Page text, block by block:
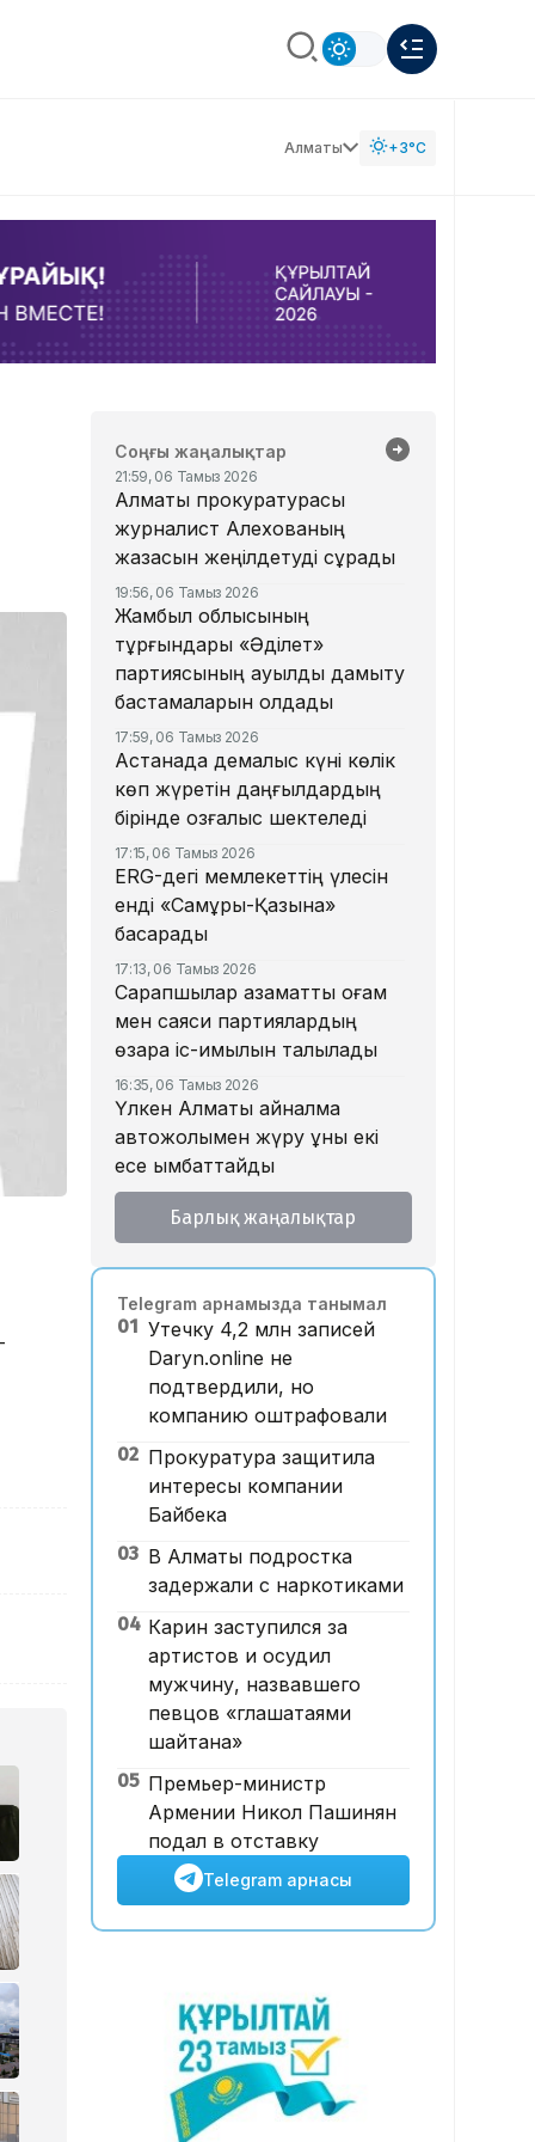
Алматы +3°C
Соңғы жаңалықтар
21:59, 06 Тамыз 2026
Алматы прокуратурасы
журналист Алехованың
жазасын жеңілдетуді сұрады
19:56, 06 Тамыз 2026
Жамбыл облысының
тұрғындары «Әділет»
партиясының ауылды дамыту
бастамаларын қолдады
17:59, 06 Тамыз 2026
Астанада демалыс күні көлік
көп жүретін даңғылдардың
бірінде қозғалыс шектеледі
17:15, 06 Тамыз 2026
ERG-дегі мемлекеттің үлесін
енді «Самұрық-Қазына»
басқарады
17:13, 06 Тамыз 2026
Сарапшылар азаматтық қоғам
мен саяси партиялардың
өзара іс-қимылын талқылады
16:35, 06 Тамыз 2026
Үлкен Алматы айналма
автожолымен жүру құны екі
есе қымбаттайды
16:32, 06 Тамыз 2026
Тойдағы тілек қандай болуы
16:26, 06 Тамыз 2026
«Уахабист емеспін»: Бекболат
Тілеухан діни ұстанымына
қатысты жауап берді
Қазақстанда 2 млн теңге
жалақы қай саланың
мамандарына ұсынылады?
14:05, 06 Тамыз 2026
Астанада жолаушы мінген
ұшқышсыз әуе таксиі алғаш
рет көкке көтерілді
Барлық жаңалықтар
Telegram арнамызда танымал
01 Утечку 4,2 млн записей
Daryn.online не
подтвердили, но
компанию оштрафовали
02 Прокуратура защитила
интересы компании
Байбека
03 В Алматы подростка
задержали с наркотиками
04 Карин заступился за
артистов и осудил
мужчину, назвавшего
певцов «глашатаями
шайтана»
05 Премьер-министр
Армении Никол Пашинян
подал в отставку
Telegram арнасы